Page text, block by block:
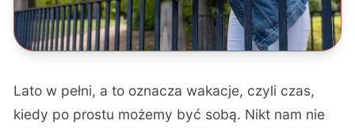
Lato w pełni, a to oznacza wakacje, czyli czas,
kiedy po prostu możemy być sobą. Nikt nam nie